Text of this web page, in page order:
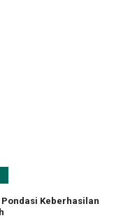
Keberhasilan